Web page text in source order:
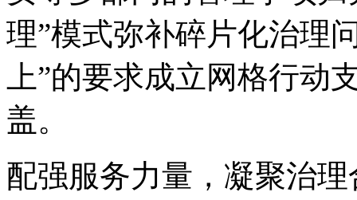
理”模式弥补碎片化治理
上”的要求成立网格行动
盖。
配强服务力量，凝聚治